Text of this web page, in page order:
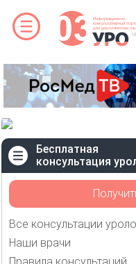
Бесплатная
консультация
Все консультации
Наши врачи